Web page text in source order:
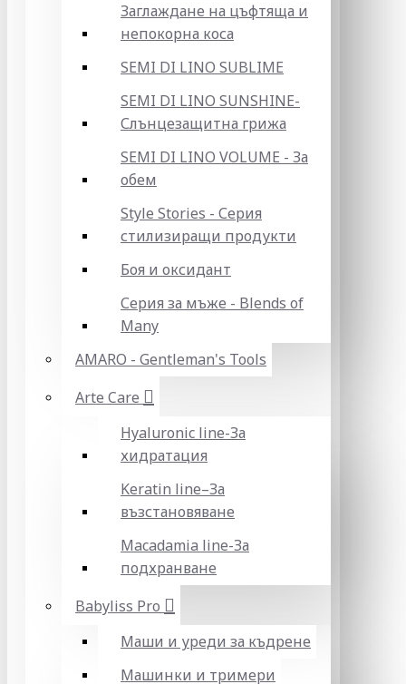
Заглаждане на цъфтяща и
непокорна коса
SEMI DI LINO SUBLIME
SEMI DI LINO SUNSHINE-
Слънцезащитна грижа
SEMI DI LINO VOLUME - За
обем
Style Stories - Серия
стилизиращи продукти
Боя и оксидант
Серия за мъже - Blends of
Many
AMARO - Gentleman's Tools
Arte Care
Hyaluronic line-За
хидратация
Keratin line–За
възстановяване
Macadamia line-За
подхранване
Babyliss Pro
Маши и уреди за къдрене
Машинки и тримери